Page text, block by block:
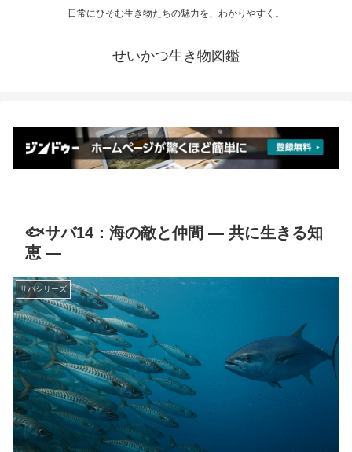
日常にひそむ生き物たちの魅力を、わかりやすく。
せいかつ生き物図鑑
🐟サバ14：海の敵と仲間 ― 共に生きる知
恵 ―
サバシリーズ